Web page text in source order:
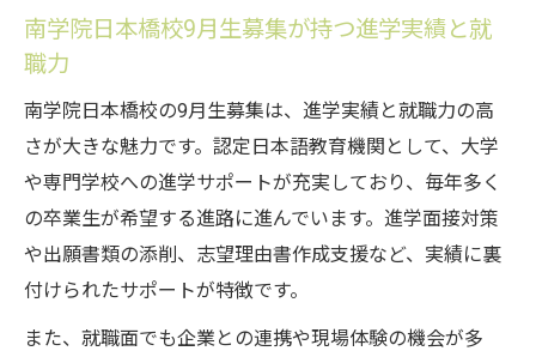
南学院日本橋校9月生募集が持つ進学実績と就
職力
南学院日本橋校の9月生募集は、進学実績と就職力の高
さが大きな魅力です。認定日本語教育機関として、大学
や専門学校への進学サポートが充実しており、毎年多く
の卒業生が希望する進路に進んでいます。進学面接対策
や出願書類の添削、志望理由書作成支援など、実績に裏
付けられたサポートが特徴です。
また、就職面でも企業との連携や現場体験の機会が多